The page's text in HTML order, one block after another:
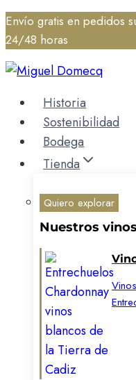
Saltar
al
contenido
Envío gratis en pedidos
24/48 horas
Historia
Sostenibilidad
Bodega
Tienda
Quiero explorar
Nuestros vinos